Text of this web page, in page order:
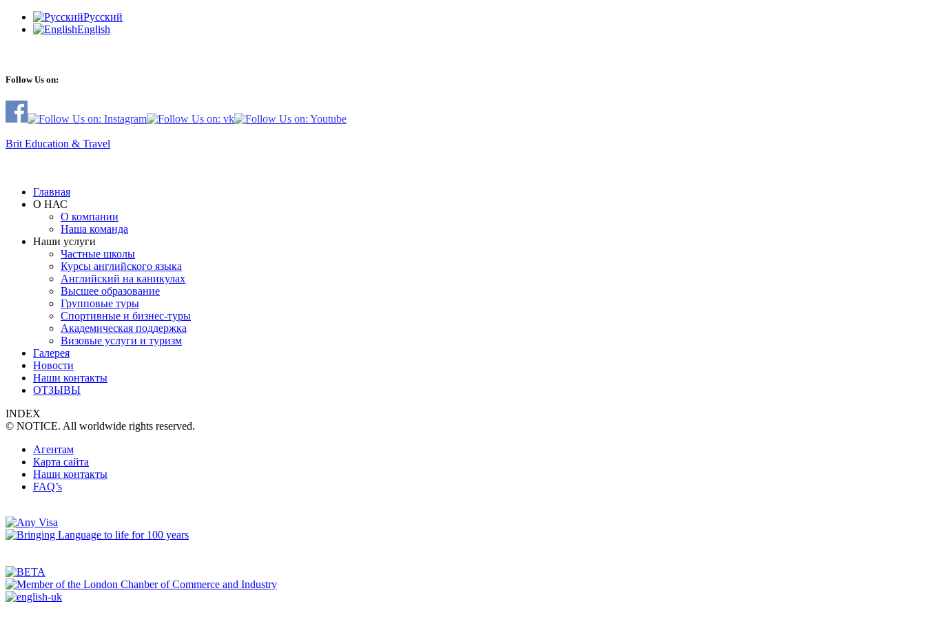
Русский
English
Follow Us on:
Brit Education & Travel
Главная
О НАС
О компании
Наша команда
Наши услуги
Частные школы
Курсы английского языка
Английский на каникулах
Высшее образование
Групповые туры
Спортивные и бизнес-туры
Академическая поддержка
Визовые услуги и туризм
Галерея
Новости
Наши контакты
ОТЗЫВЫ
INDEX
© NOTICE. All worldwide rights reserved.
Агентам
Карта сайта
Наши контакты
FAQ’s